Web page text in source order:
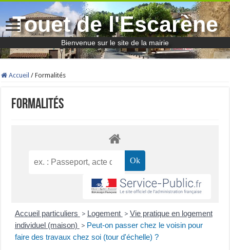
Touet de l'Escarène
Bienvenue sur le site de la mairie
Accueil / Formalités
Formalités
Accueil particuliers > Logement > Vie pratique en logement
individuel (maison) > Peut-on passer chez le voisin pour
faire des travaux chez soi (tour d'échelle) ?